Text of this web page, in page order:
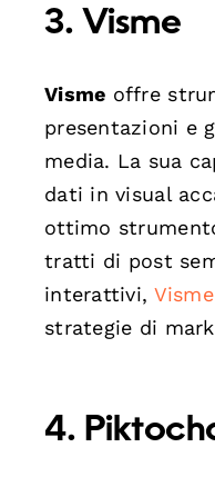
3. Visme
Visme offre
presentazioni e
media. La sua
dati in visual
ottimo
tratti di post
interattivi, Visme
strategie di
4.